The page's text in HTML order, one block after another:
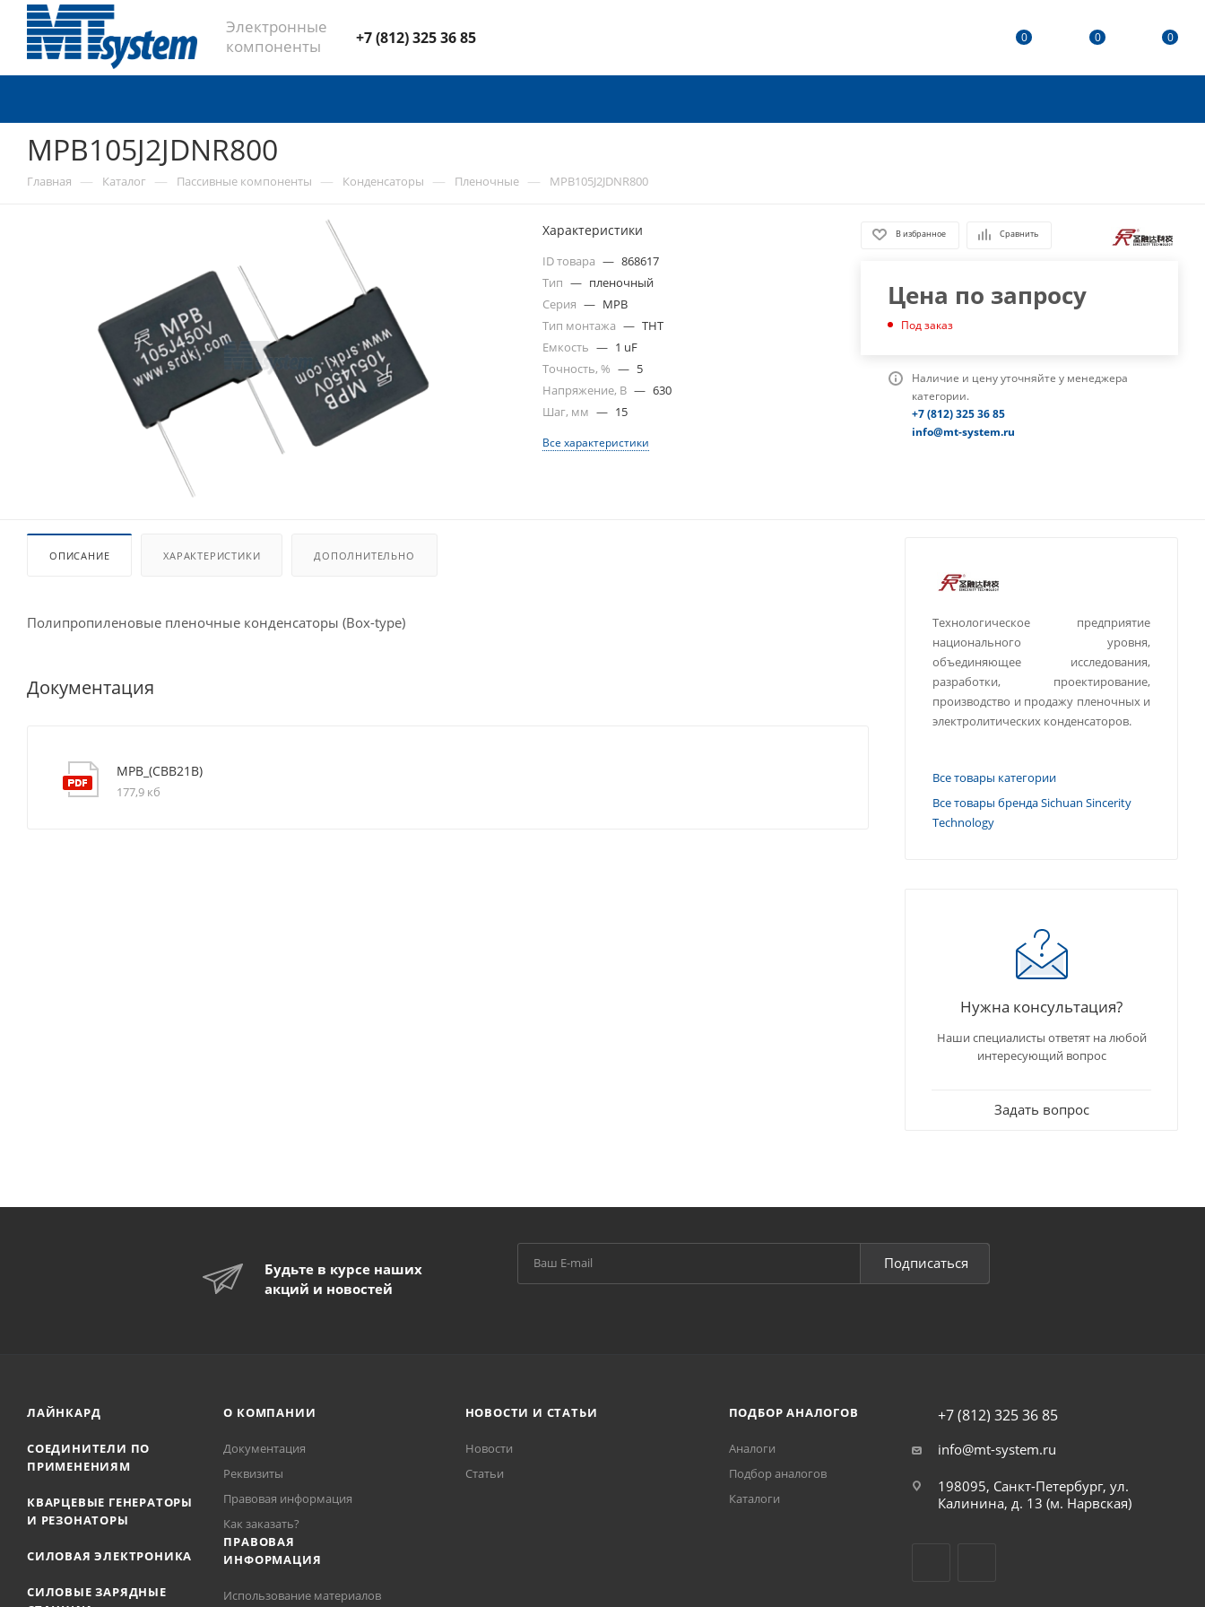
Электронные
компоненты
+7 (812) 325 36 85 0 0 0
MPB105J2JDNR800
Главная — Каталог — Пассивные компоненты — Конденсаторы — Пленочные — MPB105J2JDNR800
Характеристики
ID товара — 868617
Тип — пленочный
Серия — MPB
Тип монтажа — THT
Емкость — 1 uF
Точность, % — 5
Напряжение, В — 630
Шаг, мм — 15
Все характеристики
В избранное Сравнить
Цена по запросу
Под заказ
Наличие и цену уточняйте у менеджера
категории.
+7 (812) 325 36 85
info@mt-system.ru
ОПИСАНИЕ ХАРАКТЕРИСТИКИ ДОПОЛНИТЕЛЬНО
Полипропиленовые пленочные конденсаторы (Box-type)
Документация
MPB_(CBB21B)
177,9 кб
Технологическое предприятие
национального уровня,
объединяющее исследования,
разработки, проектирование,
производство и продажу пленочных и
электролитических конденсаторов.
Все товары категории
Все товары бренда Sichuan Sincerity
Technology
Нужна консультация?
Наши специалисты ответят на любой
интересующий вопрос
Задать вопрос
Будьте в курсе наших
акций и новостей
Подписаться
ЛАЙНКАРД
СОЕДИНИТЕЛИ ПО
ПРИМЕНЕНИЯМ
КВАРЦЕВЫЕ ГЕНЕРАТОРЫ
И РЕЗОНАТОРЫ
СИЛОВАЯ ЭЛЕКТРОНИКА
СИЛОВЫЕ ЗАРЯДНЫЕ
О КОМПАНИИ
Документация
Реквизиты
Правовая информация
Как заказать?
ПРАВОВАЯ
ИНФОРМАЦИЯ
Использование материалов
НОВОСТИ И СТАТЬИ
Новости
Статьи
ПОДБОР АНАЛОГОВ
Аналоги
Подбор аналогов
Каталоги
+7 (812) 325 36 85
info@mt-system.ru
198095, Санкт-Петербург, ул.
Калинина, д. 13 (м. Нарвская)